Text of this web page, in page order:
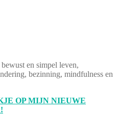
en simpel leven,
bezinning, mindfulness en
OP MIJN NIEUWE